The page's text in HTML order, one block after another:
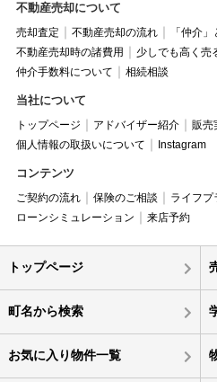
不動産売却について
売却査定 不動産売却の流れ
「仲介
不動産売却時の諸費用
少しでも高く売
仲介手数料について
相続相談
当社について
トップページ アドバイザー紹介 販売
個人情報の取扱いについて
Instagram
コンテンツ
ご契約の流れ 保険のご相談 ライフプ
ローンシミュレーション
来店予約
トップページ
町名から検索
お気に入り物件一覧